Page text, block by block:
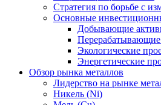
Стратегия по борьбе с
Основные
Добывающие
Экологические
Энергетические
Обзор рынка металлов
Лидерство на рынке
Никель (Ni)